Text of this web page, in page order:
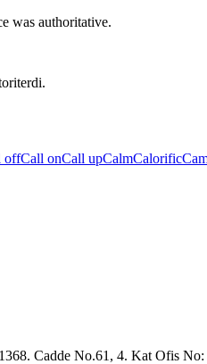
was authoritative.
offCall onCall upCalmCalorific
Cadde No.61, 4. Kat Ofis